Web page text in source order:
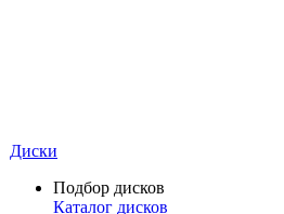
Диски
Подбор дисков
Каталог дисков